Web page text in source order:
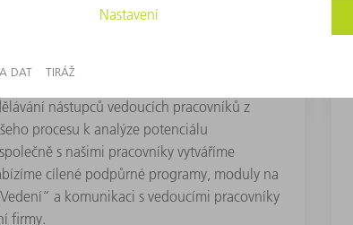
nástupců vedoucích pracovníků z
procesu k analýze potenciálu
s našimi pracovníky vytváříme
cílené podpůrné programy, moduly na
a komunikaci s vedoucími pracovníky
firmy.